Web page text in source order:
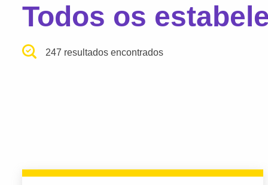
Todos os
247 resultados encontrados